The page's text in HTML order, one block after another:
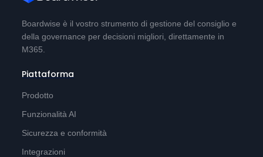
Boardwise è il vostro strumento di gestione del consiglio e
della governance per decisioni migliori, direttamente in
M365.
Piattaforma
Prodotto
Funzionalità AI
Sicurezza e conformità
Integrazioni